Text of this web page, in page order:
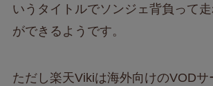
いうタイトルでソンジェ背負って
ができるようです。
ただし楽天Vikiは海外向けのVODサ